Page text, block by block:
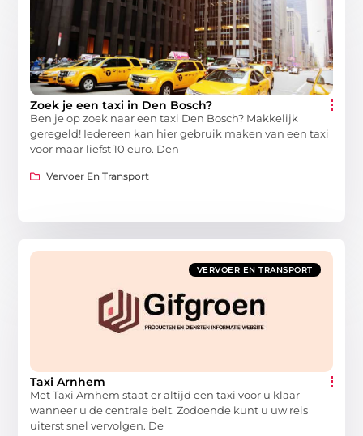
Zoek je een taxi in Den Bosch?
Ben je op zoek naar een taxi Den Bosch? Makkelijk
geregeld! Iedereen kan hier gebruik maken van een taxi
voor maar liefst 10 euro. Den
Vervoer En Transport
VERVOER EN TRANSPORT
Taxi Arnhem
Met Taxi Arnhem staat er altijd een taxi voor u klaar
wanneer u de centrale belt. Zodoende kunt u uw reis
uiterst snel vervolgen. De